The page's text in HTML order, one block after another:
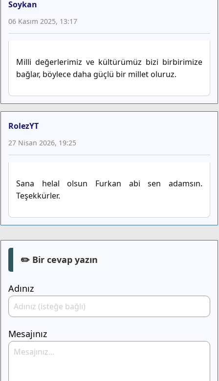
Soykan
06 Kasım 2025, 13:17
Milli değerlerimiz ve kültürümüz bizi birbirimize
bağlar, böylece daha güçlü bir millet oluruz.
RolezYT
27 Nisan 2026, 19:25
Sana helal olsun Furkan abi sen adamsın.
Teşekkürler.
✏️ Bir cevap yazın
Adınız
Mesajınız